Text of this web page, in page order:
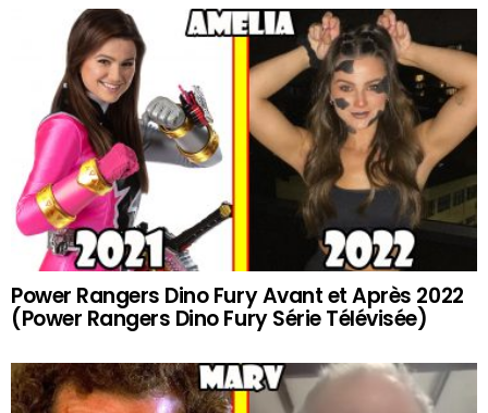
Power Rangers Dino Fury Avant et Après 2022
(Power Rangers Dino Fury Série Télévisée)